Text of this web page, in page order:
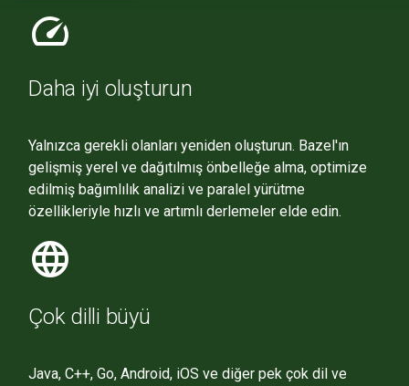
speed
Daha iyi oluşturun
Yalnızca gerekli olanları yeniden oluşturun. Bazel'ın
gelişmiş yerel ve dağıtılmış önbelleğe alma, optimize
edilmiş bağımlılık analizi ve paralel yürütme
özellikleriyle hızlı ve artımlı derlemeler elde edin.
language
Çok dilli büyü
Java, C++, Go, Android, iOS ve diğer pek çok dil ve